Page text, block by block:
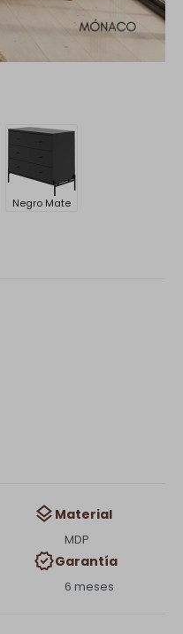
Negro Mate
Material
MDP
Garantía
6 meses